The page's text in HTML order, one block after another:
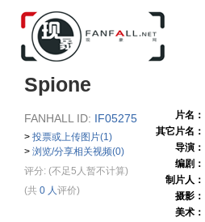
Spione
FANHALL ID: IF05275
> 投票或上传图片(1)
> 浏览/分享相关视频(0)
评分: (不足5人暂不计算)
(共 0 人评价)
片名：
其它片名：
导演：
编剧：
制片人：
摄影：
美术：